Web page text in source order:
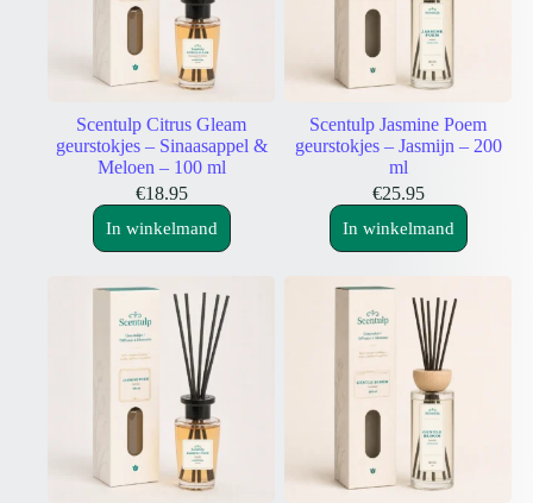
Scentulp Citrus Gleam
geurstokjes – Sinaasappel &
Meloen – 100 ml
€18.95
In winkelmand
Scentulp Jasmine Poem
geurstokjes – Jasmijn – 200
ml
€25.95
In winkelmand